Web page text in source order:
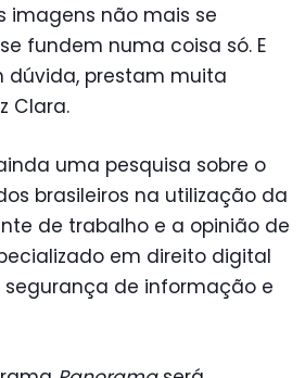
imagens não mais se
fundem numa coisa só. E
dúvida, prestam muita
Clara.
uma pesquisa sobre o
brasileiros na utilização da
de trabalho e a opinião de
em direito digital
de informação e